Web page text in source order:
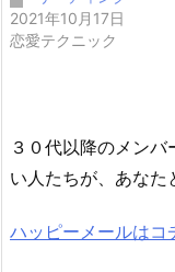
2021年10月17日
恋愛テクニック
３０代以降のメン
い人たちが、あなた
ハッピーメールはコ